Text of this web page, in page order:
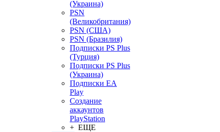
(Украина)
PSN
(Великобритания)
PSN (США)
PSN (Бразилия)
Подписки PS Plus
(Турция)
Подписки PS Plus
(Украина)
Подписки EA
Play
Создание
аккаунтов
PlayStation
+ ЕЩЕ